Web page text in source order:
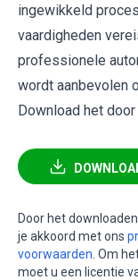
ingewikkeld
vaardigheden
professionele
wordt aanbevolen
Download het
Door het
je akkoord met ons
voorwaarden . Om
moet u een licentie